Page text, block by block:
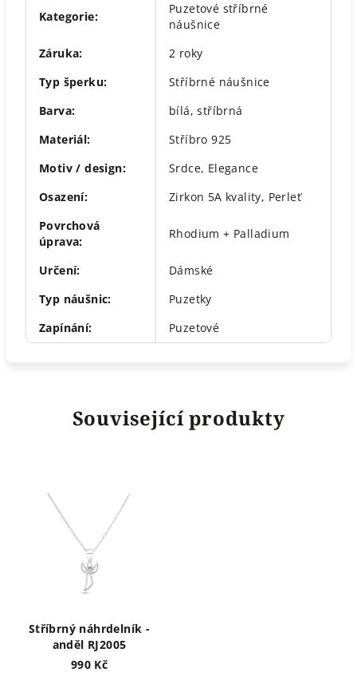
Kategorie:
Puzetové stříbrné
náušnice
Záruka:
2 roky
Typ šperku:
Stříbrné náušnice
Barva: bílá,stříbrná
Materiál:
Stříbro 925
Motiv / design: Srdce, Elegance
Osazení: Zirkon 5A kvality, Perleť
Povrchová
úprava:
Rhodium + Palladium
Určení:
Dámské
Typ náušnic:
Puzetky
Zapínání: Puzetové
Související produkty
Stříbrný náhrdelník -
anděl RJ2005
990 Kč